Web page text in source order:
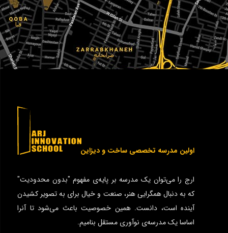
اولین مدرسه تخصصی ساخت و دیزاین
ارج را می‌توان یک مدرسه بر پایه‌ی مفهوم "بدون محدودیت"
که به دنبال همگرایی هنر، صنعت و خیال برای به تصویر کشیدن
آینده است، دانست. همین خصوصیت باعث می‌شود تا آنرا
اساسا یک مدرسه‌ی نوآوری مستقل بنامیم.